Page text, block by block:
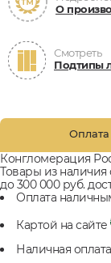
О
Смотреть
Подтипы
Оплата
Конгломерация
Товары из наличия
до 300 000 руб.
Оплата
Картой на сайте
Наличная